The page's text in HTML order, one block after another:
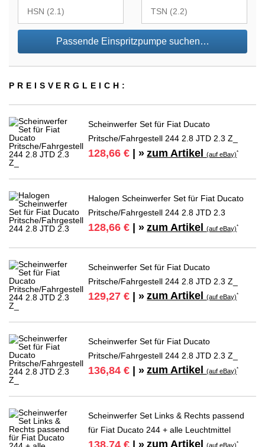
Passende Einspritzpumpe suchen…
PREIS­VER­GLEICH:
Scheinwerfer Set für Fiat Ducato
Pritsche/Fahrgestell 244 2.8 JTD 2.3 Z_
128,66 € | » zum Artikel(auf eBay)*
Halogen Scheinwerfer Set für Fiat Ducato
Pritsche/Fahrgestell 244 2.8 JTD 2.3
128,66 € | » zum Artikel(auf eBay)*
Scheinwerfer Set für Fiat Ducato
Pritsche/Fahrgestell 244 2.8 JTD 2.3 Z_
129,27 € | » zum Artikel(auf eBay)*
Scheinwerfer Set für Fiat Ducato
Pritsche/Fahrgestell 244 2.8 JTD 2.3 Z_
136,84 € | » zum Artikel(auf eBay)*
Scheinwerfer Set Links & Rechts passend
für Fiat Ducato 244 + alle Leuchtmittel
138,74 € | » zum Artikel(auf eBay)*